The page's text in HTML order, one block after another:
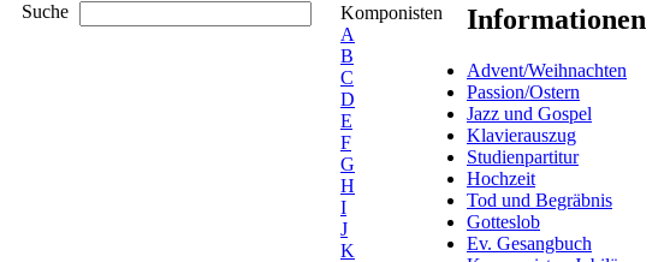
Suche
Komponisten
A
B
C
D
E
F
G
H
I
J
K
Informationen
Advent/Weihnachten
Passion/Ostern
Jazz und Gospel
Klavierauszug
Studienpartitur
Hochzeit
Tod und Begräbnis
Gotteslob
Ev. Gesangbuch